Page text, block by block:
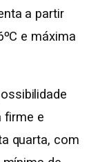
a partir
e máxima
firme e
quarta, com